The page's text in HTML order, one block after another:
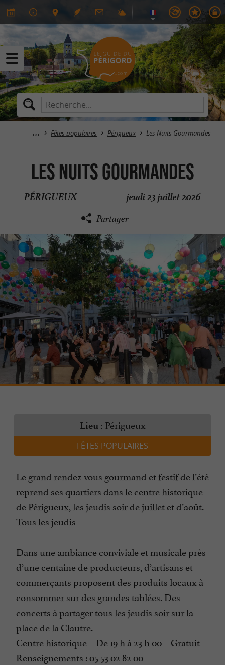
Fêtes populaires Périgueux Les Nuits Gourmandes
Les Nuits Gourmandes
PÉRIGUEUX jeudi 23 juillet 2026
Partager
Lieu : Périgueux
FÊTES POPULAIRES
Le grand rendez-vous gourmand et festif de l’été
reprend ses quartiers dans le centre historique
de Périgueux, les jeudis soir de juillet et d’août.
Tous les jeudis
Dans une ambiance conviviale et musicale près
d’une centaine de producteurs, d’artisans et
commerçants proposent des produits locaux à
consommer sur des grandes tablées. Des
concerts à partager tous les jeudis soir sur la
place de la Clautre.
Centre historique – De 19 h à 23 h 00 – Gratuit
Renseignements : 05 53 02 82 00